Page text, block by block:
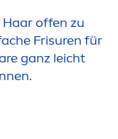
Haar offen zu
Frisuren für
ganz leicht